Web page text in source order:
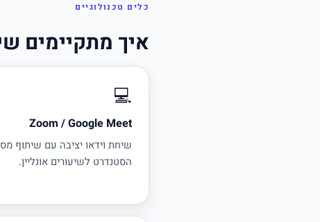
כלים טכנולוגיים
איך מתקיימים
💻
Zoom / Google Meet
שיחת וידאו יציבה עם שיתוף
הסטנדרט לשיעורים אונליין.